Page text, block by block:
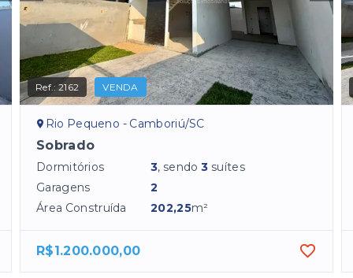
Ref.:2162 VENDA
Rio Pequeno - Camboriú/SC
Sobrado
Dormitórios 3, sendo3 suítes
Garagens
2
Área Construída
202,25m²
R$1.200.000,00